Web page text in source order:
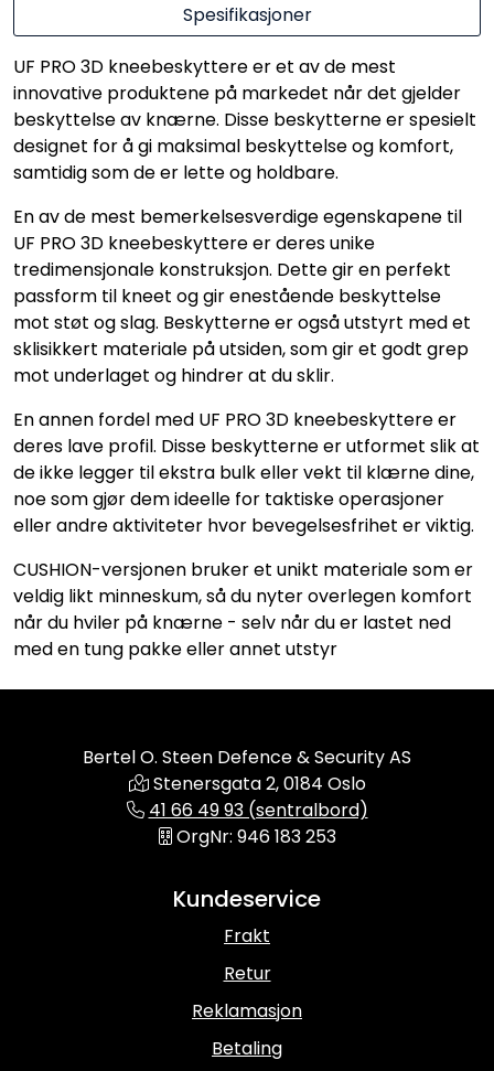
Spesifikasjoner
UF PRO 3D kneebeskyttere er et av de mest
innovative produktene på markedet når det gjelder
beskyttelse av knærne. Disse beskytterne er spesielt
designet for å gi maksimal beskyttelse og komfort,
samtidig som de er lette og holdbare.
En av de mest bemerkelsesverdige egenskapene til
UF PRO 3D kneebeskyttere er deres unike
tredimensjonale konstruksjon. Dette gir en perfekt
passform til kneet og gir enestående beskyttelse
mot støt og slag. Beskytterne er også utstyrt med et
sklisikkert materiale på utsiden, som gir et godt grep
mot underlaget og hindrer at du sklir.
En annen fordel med UF PRO 3D kneebeskyttere er
deres lave profil. Disse beskytterne er utformet slik at
de ikke legger til ekstra bulk eller vekt til klærne dine,
noe som gjør dem ideelle for taktiske operasjoner
eller andre aktiviteter hvor bevegelsesfrihet er viktig.
CUSHION-versjonen bruker et unikt materiale som er
veldig likt minneskum, så du nyter overlegen komfort
når du hviler på knærne - selv når du er lastet ned
med en tung pakke eller annet utstyr
Bertel O. Steen Defence & Security AS
Stenersgata 2, 0184 Oslo
41 66 49 93 (sentralbord)
OrgNr: 946 183 253
Kundeservice
Frakt
Retur
Reklamasjon
Betaling